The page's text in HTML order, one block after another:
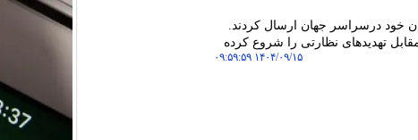
خود درسراسر جهان ارسال کردند.
تهدیدهای نظارتی را شروع کرده
۱۴۰۴/۰۹/۱۵ ۰۹:۵۹:۵۹